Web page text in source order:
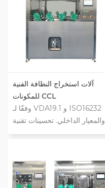
ارتفاع الجسيمات. وضع التركيز:
التركيز التلقائي، بدون تدخل
بشري. دقة التكرار: أعلى من
99% (تم مسح الغشاء بشكل
متكرر لمدة 10 مرات) وضع
الجسيمات: الجسيمات المعدنية،
آلات استخراج النظافة الفنية
للمكونات CCL
وفقًا لـ VDA19.1 و ISO16232
والمعيار الداخلي. تحسينات تقنية
وهندسية وسلامة كبيرة. نظام
خيارات الاستخلاص الشطف
بالضغط، والموجات فوق